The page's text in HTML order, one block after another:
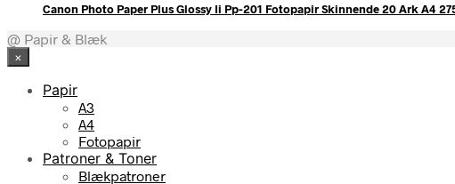
Canon Photo Paper Plus Glossy Ii Pp-201 Fotopapir Skinnende 20 Ark A4
@ Papir & Blæk
×
Papir
A3
A4
Fotopapir
Patroner & Toner
Blækpatroner